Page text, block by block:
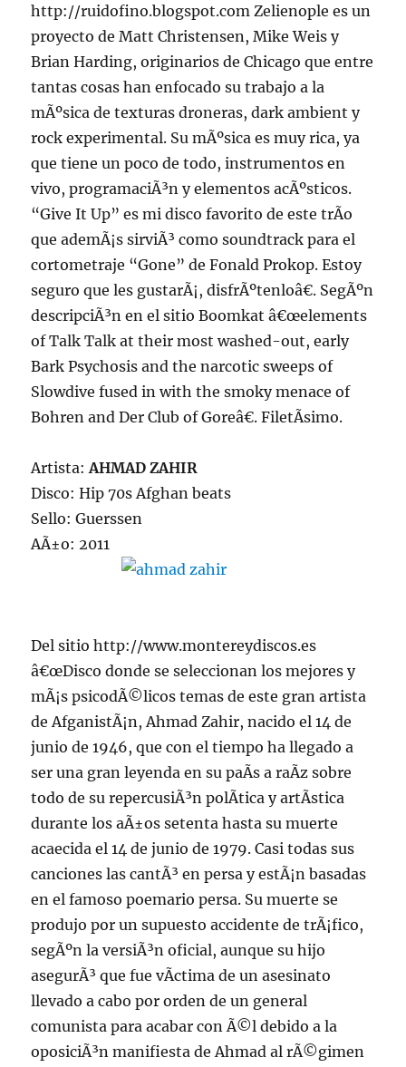
http://ruidofino.blogspot.com Zelienople es un
proyecto de Matt Christensen, Mike Weis y
Brian Harding, originarios de Chicago que entre
tantas cosas han enfocado su trabajo a la
mÃºsica de texturas droneras, dark ambient y
rock experimental. Su mÃºsica es muy rica, ya
que tiene un poco de todo, instrumentos en
vivo, programaciÃ³n y elementos acÃºsticos.
“Give It Up” es mi disco favorito de este trÃ­o
que ademÃ¡s sirviÃ³ como soundtrack para el
cortometraje “Gone” de Fonald Prokop. Estoy
seguro que les gustarÃ¡, disfrÃºtenloâ€. SegÃºn
descripciÃ³n en el sitio Boomkat â€œelements
of Talk Talk at their most washed-out, early
Bark Psychosis and the narcotic sweeps of
Slowdive fused in with the smoky menace of
Bohren and Der Club of Goreâ€. FiletÃ­simo.
Artista:AHMAD ZAHIR
Disco: Hip 70s Afghan beats
Sello: Guerssen
AÃ±o: 2011
Del sitio http://www.montereydiscos.es
â€œDisco donde se seleccionan los mejores y
mÃ¡s psicodÃ©licos temas de este gran artista
de AfganistÃ¡n, Ahmad Zahir, nacido el 14 de
junio de 1946, que con el tiempo ha llegado a
ser una gran leyenda en su paÃ­s a raÃ­z sobre
todo de su repercusiÃ³n polÃ­tica y artÃ­stica
durante los aÃ±os setenta hasta su muerte
acaecida el 14 de junio de 1979. Casi todas sus
canciones las cantÃ³ en persa y estÃ¡n basadas
en el famoso poemario persa. Su muerte se
produjo por un supuesto accidente de trÃ¡fico,
segÃºn la versiÃ³n oficial, aunque su hijo
asegurÃ³ que fue vÃ­ctima de un asesinato
llevado a cabo por orden de un general
comunista para acabar con Ã©l debido a la
oposiciÃ³n manifiesta de Ahmad al rÃ©gimen